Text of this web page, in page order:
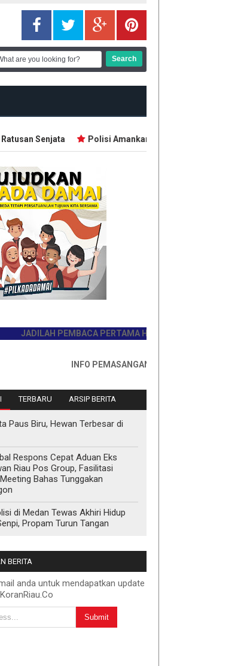
Senjata Polisi Amankan Enam Penambang Emas
PEMBACA PERTAMA HARI INI
INFO PEMASANGAN IKLAN HUB : 0811767335
TERBARU ARSIP BERITA
Paus Biru, Hewan Terbesar di
Respons Cepat Aduan Eks
Riau Pos Group, Fasilitasi
Bahas Tunggakan
di Medan Tewas Akhiri Hidup
Propam Turun Tangan
BERITA
anda untuk mendapatkan update